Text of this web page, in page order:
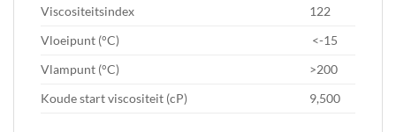
Viscositeitsindex
122
Vloeipunt (°C)
<-15
Vlampunt (°C)
>200
Koude start viscositeit (cP)
9,500